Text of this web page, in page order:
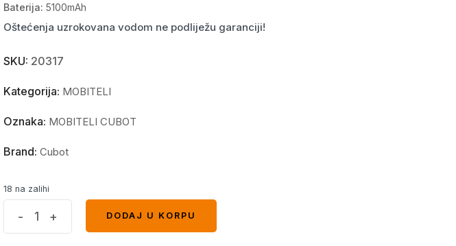
Baterija: 5100mAh
Oštećenja uzrokovana vodom ne podliježu garanciji!
SKU: 20317
Kategorija: MOBITELI
Oznaka: MOBITELI CUBOT
Brand: Cubot
18 na zalihi
- +
DODAJ U KORPU